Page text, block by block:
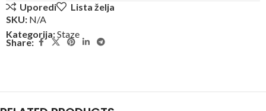
Uporedi
Lista želja
SKU: N/A
Kategorija:Staze
Share: